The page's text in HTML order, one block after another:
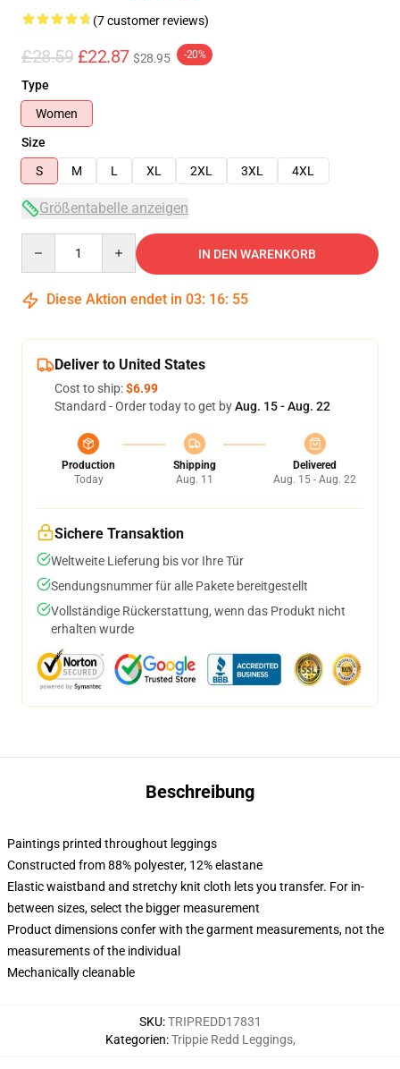
(7 customer reviews)
£28.59 £22.87 $28.95 -20%
Type
Women
Size
S
M L XL 2XL 3XL 4XL
Größentabelle anzeigen
IN DEN WARENKORB
Diese Aktion endet in 03: 16: 54
Deliver to United States
Cost to ship:$6.99
Standard - Order today to get byAug. 15 - Aug. 22
Production
Today
Shipping
Aug. 11
Delivered
Aug. 15 - Aug. 22
Sichere Transaktion
Weltweite Lieferung bis vor Ihre Tür
Sendungsnummer für alle Pakete bereitgestellt
Vollständige Rückerstattung, wenn das Produkt nicht
erhalten wurde
Beschreibung
Paintings printed throughout leggings
Constructed from 88% polyester, 12% elastane
Elastic waistband and stretchy knit cloth lets you transfer. For in-
between sizes, select the bigger measurement
Product dimensions confer with the garment measurements, not the
measurements of the individual
Mechanically cleanable
SKU:TRIPREDD17831
Kategorien:Trippie Redd Leggings,